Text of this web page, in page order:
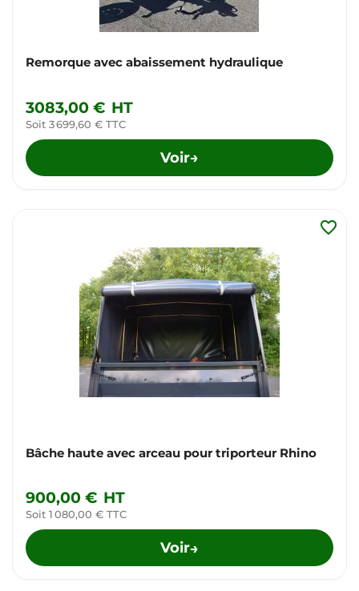
Remorque avec abaissement hydraulique
3083,00 € HT
Soit 3 699,60 € TTC
Voir→
Bâche haute avec arceau pour triporteur Rhino
900,00 € HT
Soit 1 080,00 € TTC
Voir→
favorite_border